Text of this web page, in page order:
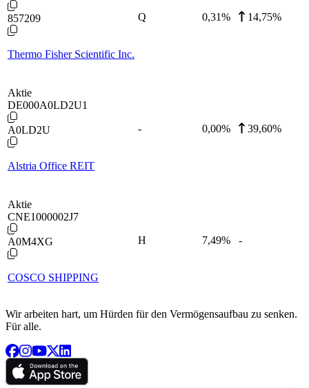
857209
Thermo Fisher Scientific Inc.
Q 0,31% 14,75%
Aktie
DE000A0LD2U1
A0LD2U
Alstria Office REIT
- 0,00% 39,60%
Aktie
CNE1000002J7
A0M4XG
COSCO SHIPPING
H 7,49% -
Wir arbeiten hart, um Hürden für den Vermögensaufbau zu senken.
Für alle.